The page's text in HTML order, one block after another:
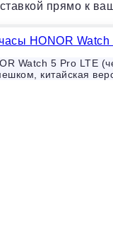
прямо к
Watch 5 Pro LTE
китайская